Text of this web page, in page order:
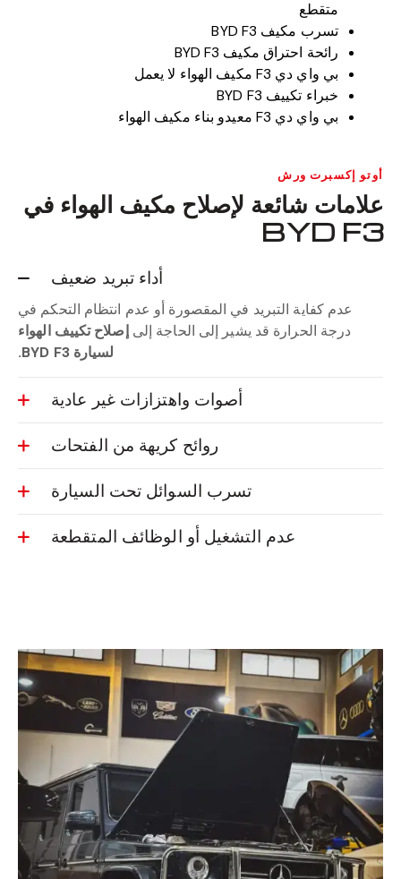
متقطع
تسرب مكيف BYD F3
رائحة احتراق مكيف BYD F3
بي واي دي F3 مكيف الهواء لا يعمل
خبراء تكييف BYD F3
بي واي دي F3 معيدو بناء مكيف الهواء
أوتو إكسبرت ورش
علامات شائعة لإصلاح مكيف الهواء في
BYD F3
أداء تبريد ضعيف
عدم كفاية التبريد في المقصورة أو عدم انتظام التحكم في
درجة الحرارة قد يشير إلى الحاجة إلىإصلاح تكييف الهواء
لسيارة BYD F3.
أصوات واهتزازات غير عادية
روائح كريهة من الفتحات
تسرب السوائل تحت السيارة
عدم التشغيل أو الوظائف المتقطعة